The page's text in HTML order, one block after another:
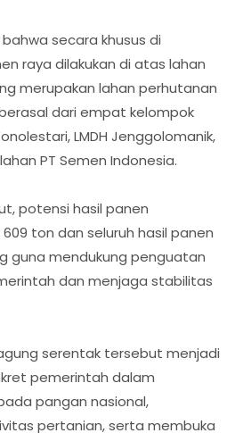
secara khusus di
raya dilakukan di atas lahan
merupakan lahan perhutanan
dari empat kelompok
LMDH Jenggolomanik,
PT Semen Indonesia.
potensi hasil panen
ton dan seluruh hasil panen
guna mendukung penguatan
dan menjaga stabilitas
serentak tersebut menjadi
pemerintah dalam
pangan nasional,
pertanian, serta membuka